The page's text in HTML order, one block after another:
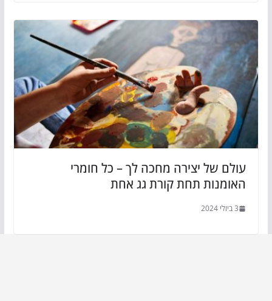
עולם של יצירה מחכה לך – כל חומרי
האומנות תחת קורת גג אחת
3 ביולי 2024